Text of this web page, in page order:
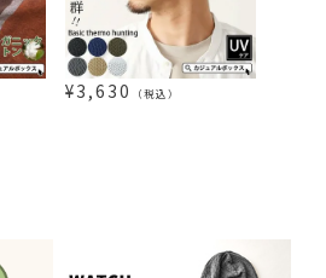
¥3,630 （税込）